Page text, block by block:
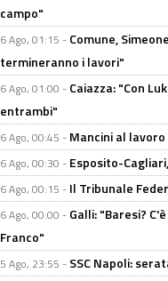
campo"
6 Ago, 01:15 - Comune,
termineranno i lavori"
6 Ago, 01:00 - Caiazza: "Con
entrambi"
6 Ago, 00:45 - Mancini al
6 Ago, 00:30 - Esposito-
6 Ago, 00:15 - Il Tribunale
6 Ago, 00:00 - Galli: "Baresi?
Franco"
5 Ago, 23:55 - SSC Napoli: